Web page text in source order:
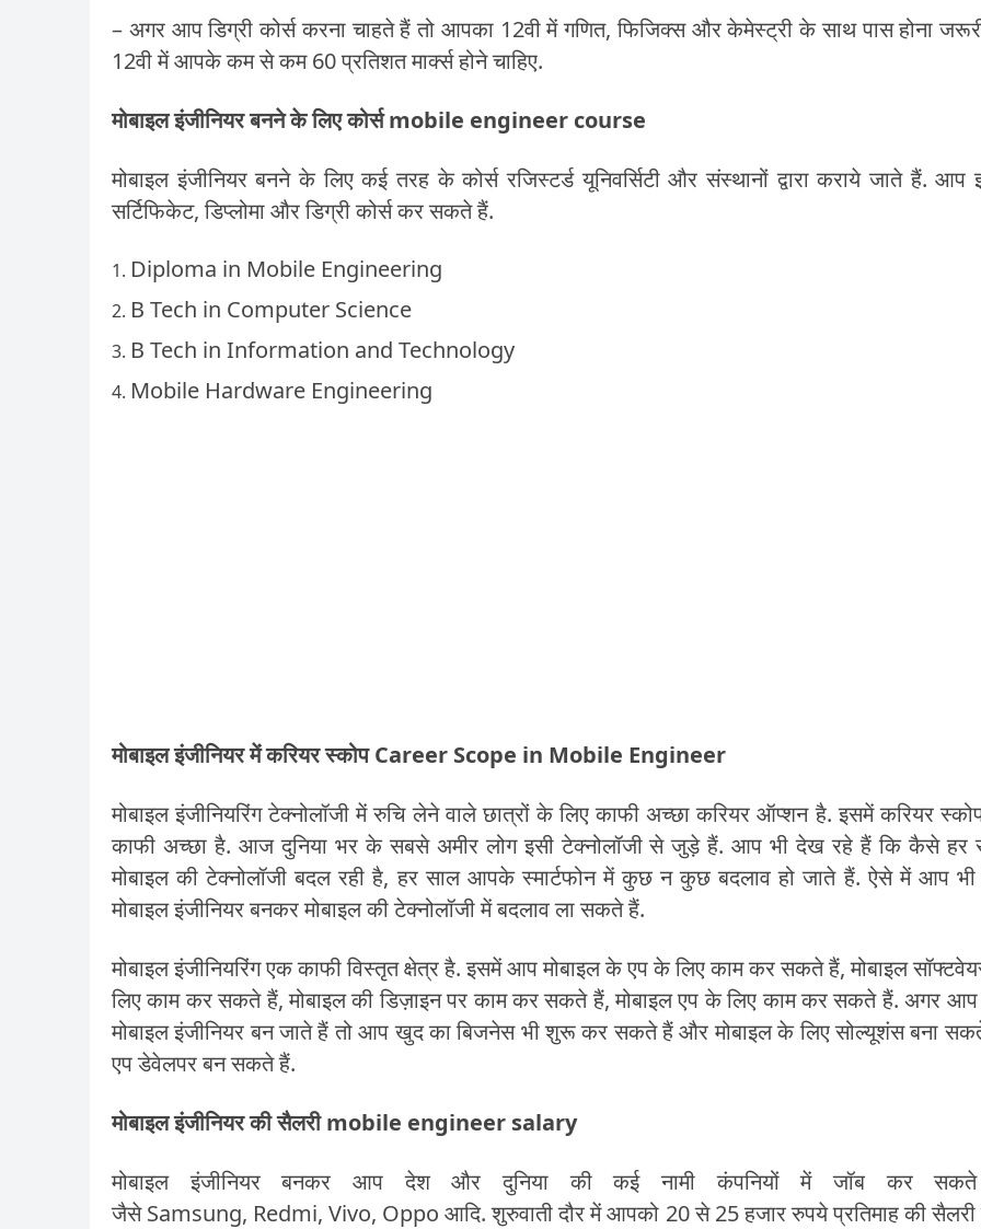
– अगर आप डिग्री कोर्स करना चाहते हैं तो आपका 12वी में गणित, फिजिक्स और केमेस्ट्री के साथ पास होना
12वी में आपके कम से कम 60 प्रतिशत मार्क्स होने चाहिए.
मोबाइल इंजीनियर बनने के लिए कोर्स mobile engineer course
मोबाइल इंजीनियर बनने के लिए कई तरह के कोर्स रजिस्टर्ड यूनिवर्सिटी और संस्थानों द्वारा कराये जाते हैं. आप
सर्टिफिकेट, डिप्लोमा और डिग्री कोर्स कर सकते हैं.
Diploma in Mobile Engineering
B Tech in Computer Science
B Tech in Information and Technology
Mobile Hardware Engineering
मोबाइल इंजीनियर में करियर स्कोप Career Scope in Mobile Engineer
मोबाइल इंजीनियरिंग टेक्नोलॉजी में रुचि लेने वाले छात्रों के लिए काफी अच्छा करियर ऑप्शन है. इसमें करियर
काफी अच्छा है. आज दुनिया भर के सबसे अमीर लोग इसी टेक्नोलॉजी से जुड़े हैं. आप भी देख रहे हैं कि कैसे हर
मोबाइल की टेक्नोलॉजी बदल रही है, हर साल आपके स्मार्टफोन में कुछ न कुछ बदलाव हो जाते हैं. ऐसे में आप
मोबाइल इंजीनियर बनकर मोबाइल की टेक्नोलॉजी में बदलाव ला सकते हैं.
मोबाइल इंजीनियरिंग एक काफी विस्तृत क्षेत्र है. इसमें आप मोबाइल के एप के लिए काम कर सकते हैं, मोबाइल
लिए काम कर सकते हैं, मोबाइल की डिज़ाइन पर काम कर सकते हैं, मोबाइल एप के लिए काम कर सकते हैं. अगर
मोबाइल इंजीनियर बन जाते हैं तो आप खुद का बिजनेस भी शुरू कर सकते हैं और मोबाइल के लिए सोल्यूशंस बना
एप डेवेलपर बन सकते हैं.
मोबाइल इंजीनियर की सैलरी mobile engineer salary
मोबाइल इंजीनियर बनकर आप देश और दुनिया की कई नामी कंपनियों में जॉब कर
जैसे Samsung, Redmi, Vivo, Oppo आदि. शुरुवाती दौर में आपको 20 से 25 हजार रुपये प्रतिमाह की